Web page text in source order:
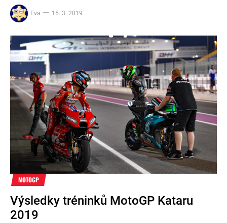
Eva 15. 3. 2019
MOTOGP
Výsledky tréninků MotoGP Kataru
2019